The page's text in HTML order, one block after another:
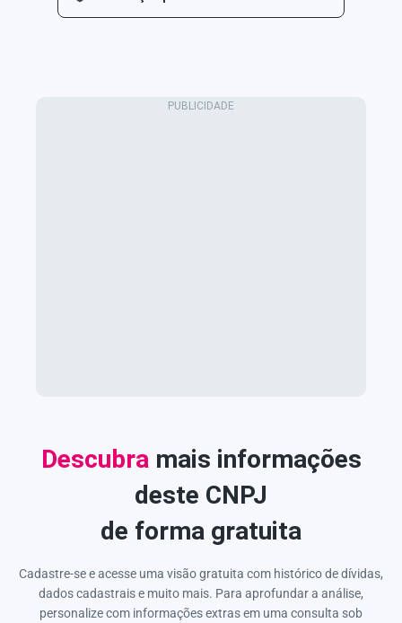
Descubra mais informações
deste CNPJ
de forma gratuita
Cadastre-se e acesse uma visão gratuita com histórico de dívidas,
dados cadastrais e muito mais. Para aprofundar a análise,
personalize com informações extras em uma consulta sob